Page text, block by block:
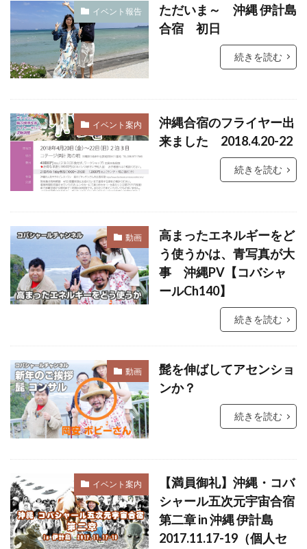
イベント報告
ただいま～ 沖縄 伊計島
合宿 初日
続きを読む
イベント案内
沖縄合宿のフライヤー出
来ました 2018.4.20-22
続きを読む
動画
高まったエネルギーをど
う使うかは、青写真が大
事 沖縄PV【コバシャ
ールCh140】
続きを読む
動画
髭を伸ばしてアセンショ
ンか？
続きを読む
イベント案内
【満員御礼】沖縄・コバ
シャール五次元宇宙合宿
第二章 in 沖縄 伊計島
2017.11.17-19（個人セ